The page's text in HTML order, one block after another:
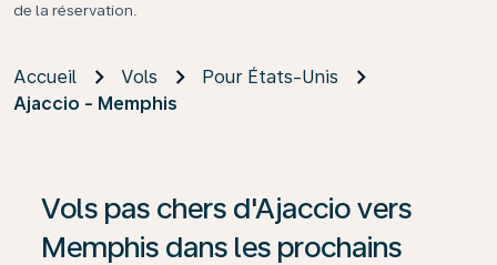
de la réservation.
Accueil Vols
Pour États-Unis
Ajaccio - Memphis
Vols pas chers d'Ajaccio vers
Memphis dans les prochains
Si aucun résultat n’est disponible, cliquez sur «